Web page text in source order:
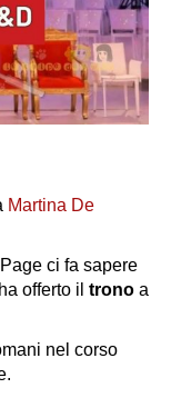
Martina De
ci fa sapere
ha offerto il trono a
nel corso